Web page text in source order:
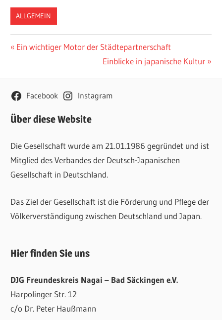
ALLGEMEIN
Beitragsnavigation
Vorheriger
Ein wichtiger Motor der Städtepartnerschaft
Nächster
Einblicke in japanische Kultur
Facebook Instagram
Über diese Website
Die Gesellschaft wurde am 21.01.1986 gegründet und ist
Mitglied des Verbandes der Deutsch-Japanischen
Gesellschaft in Deutschland.
Das Ziel der Gesellschaft ist die Förderung und Pflege der
Völkerverständigung zwischen Deutschland und Japan.
Hier finden Sie uns
DJG Freundeskreis Nagai – Bad Säckingen e.V.
Harpolinger Str. 12
c/o Dr. Peter Haußmann